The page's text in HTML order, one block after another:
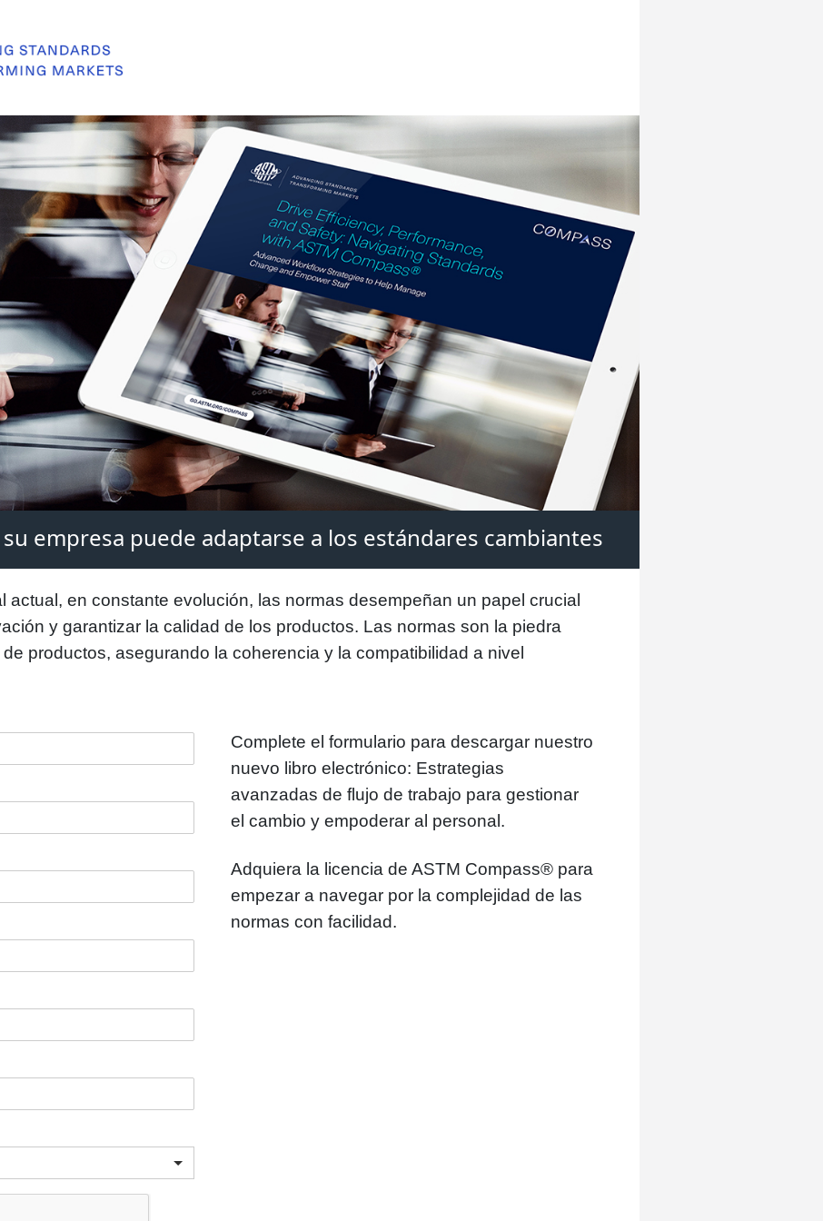
empresa puede adaptarse a los estándares cambiantes
actual, en constante evolución, las normas desempeñan un papel crucial
y garantizar la calidad de los productos. Las normas son la piedra
productos, asegurando la coherencia y la compatibilidad a nivel
Complete el formulario para descargar nuestro
nuevo libro electrónico: Estrategias
avanzadas de flujo de trabajo para gestionar
el cambio y empoderar al personal.
Adquiera la licencia de ASTM Compass® para
empezar a navegar por la complejidad de las
normas con facilidad.